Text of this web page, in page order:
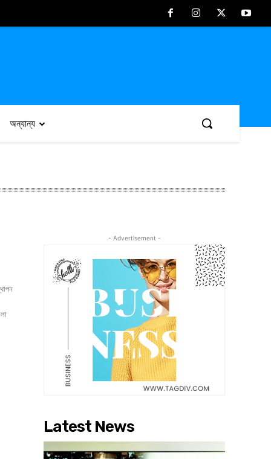
অন্যান্য
- Advertisement -
Latest News